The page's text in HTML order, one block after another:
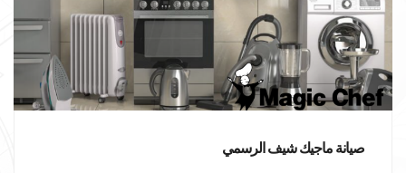
صيانة ماجيك شيف الرسمي